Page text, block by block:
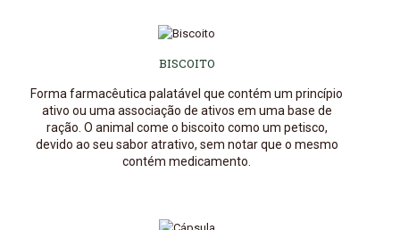
BISCOITO
Forma farmacêutica palatável que contém um princípio
ativo ou uma associação de ativos em uma base de
ração. O animal come o biscoito como um petisco,
devido ao seu sabor atrativo, sem notar que o mesmo
contém medicamento.